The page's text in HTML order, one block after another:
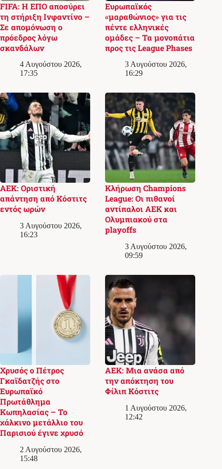
FIFA: Η ΕΠΟ αποσύρει
τη στήριξη Ινφαντίνο –
Σε απομόνωση ο
πρόεδρος λόγω
σκανδάλων
4 Αυγούστου 2026,
17:35
Ευρωπαϊκός
«μαραθώνιος» για τις
πέντε ελληνικές
ομάδες – Τα μονοπάτια
προς τις League Phases
3 Αυγούστου 2026,
16:29
ΑΕΚ: Οριστική
απάντηση από Κόστιτς
εντός ωρών
3 Αυγούστου 2026,
16:23
Κλήρωση Champions
League: Οι πιθανοί
αντίπαλοι ΑΕΚ και
Ολυμπιακού στα
playoffs
3 Αυγούστου 2026,
09:59
Χρυσός ο Πέτρος
Γκαϊδατζής στο
Ευρωπαϊκό
Πρωτάθλημα
Κωπηλασίας – Το
χάλκινο μετάλλιο του
Παρισιού έγινε χρυσό
2 Αυγούστου 2026,
15:48
ΑΕΚ: Μια ανάσα από
την απόκτηση του
Φίλιπ Κόστιτς
1 Αυγούστου 2026,
12:42